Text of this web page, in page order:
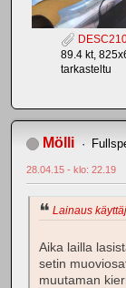
89.4 kt,
tarkasteltu
Mölli
28.04.15 - klo: 22.19
Lainaus
Aika lailla
setin
muutaman